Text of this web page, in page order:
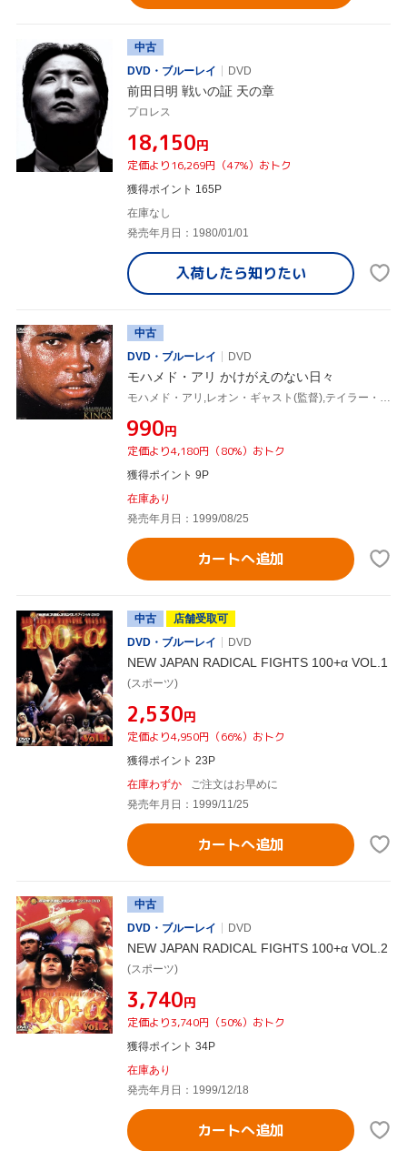
中古
DVD・ブルーレイ
DVD
前田日明 戦いの証 天の章
プロレス
¥18,150円
定価より16,269円（47%）おトク
獲得ポイント 165P
在庫なし
発売年月日：1980/01/01
入荷したら知りたい
中古
DVD・ブルーレイ
DVD
モハメド・アリ かけがえのない日々
¥990円
定価より4,180円（80%）おトク
獲得ポイント 9P
在庫あり
発売年月日：1999/08/25
カートへ追加
中古
店舗受取可
DVD・ブルーレイ
DVD
NEW JAPAN RADICAL FIGHTS 100+α VOL.1
(スポーツ)
¥2,530円
定価より4,950円（66%）おトク
獲得ポイント 23P
在庫わずか
ご注文はお早めに
発売年月日：1999/11/25
カートへ追加
中古
DVD・ブルーレイ
DVD
NEW JAPAN RADICAL FIGHTS 100+α VOL.2
(スポーツ)
¥3,740円
定価より3,740円（50%）おトク
獲得ポイント 34P
在庫あり
発売年月日：1999/12/18
カートへ追加